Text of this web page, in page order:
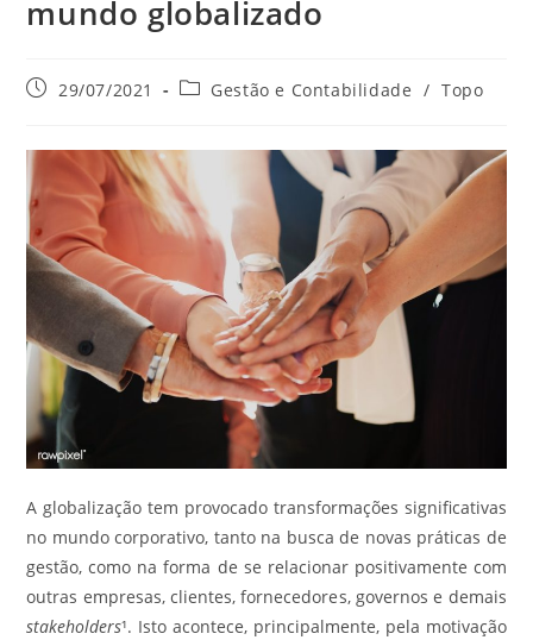
mundo globalizado
29/07/2021 Gestão e Contabilidade / Topo
A globalização tem provocado transformações significativas
no mundo corporativo, tanto na busca de novas práticas de
gestão, como na forma de se relacionar positivamente com
outras empresas, clientes, fornecedores, governos e demais
stakeholders¹. Isto acontece, principalmente, pela motivação